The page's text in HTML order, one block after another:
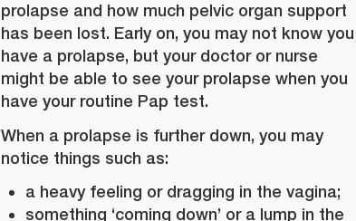
prolapse and how much pelvic organ support
has been lost. Early on, you may not know you
have a prolapse, but your doctor or nurse
might be able to see your prolapse when you
have your routine Pap test.
When a prolapse is further down, you may
notice things such as:
a heavy feeling or dragging in the vagina;
something ‘coming down’ or a lump in the